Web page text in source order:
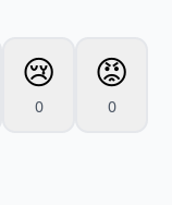
😢
0
😡
0